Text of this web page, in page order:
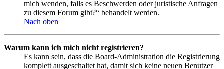
mich wenden, falls es Beschwerden oder juristische Anfragen
zu diesem Forum gibt?“ behandelt werden.
Nach oben
Warum kann ich mich nicht registrieren?
Es kann sein, dass die Board-Administration die Registrierung
komplett ausgeschaltet hat, damit sich keine neuen Benutzer